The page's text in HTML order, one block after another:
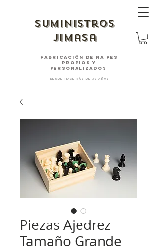
suministros
jimasa
fabricación de naipes
PROPIOS Y
PERSONALIZADOS
desde hace más de 30 años
Piezas Ajedrez
Tamaño Grande